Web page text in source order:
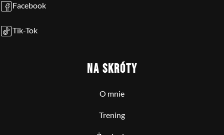
Facebook
Tik-Tok
NA SKRÓTY
O mnie
Trening